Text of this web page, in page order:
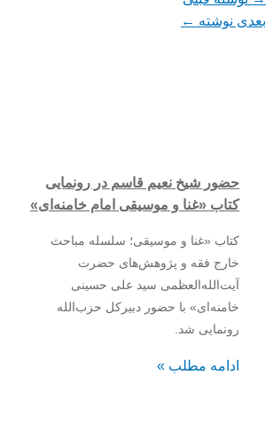
بعدی نوشته ←
حضور شیخ نعیم قاسم در رونمایی
کتاب «غنا و موسیقی امام خامنه‌ای»
کتاب «غنا و موسیقی؛ سلسله مباحث
خارج فقه و پژوهش‌های حضرت
آیت‌الله‌العظمی سید علی حسینی
خامنه‌ای» با حضور دبیرکل حزب‌الله
رونمایی شد.
ادامه مطلب »